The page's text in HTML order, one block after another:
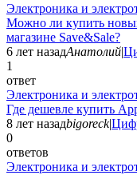
Электроника и
Можно ли купить
магазине Save&Sale?
6 лет назадАнатолий|
1
ответ
Электроника и
Где дешевле купить
8 лет назадbigoreck|
0
ответов
Электроника и